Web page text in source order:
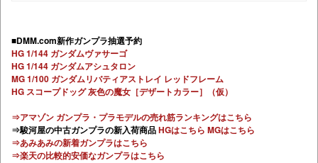
■DMM.com新作ガンプラ抽選予約
HG 1/144 ガンダムヴァサーゴ
HG 1/144 ガンダムアシュタロン
MG 1/100 ガンダムリバティアストレイ レッドフレーム
HG スコープドッグ 灰色の魔女［デザートカラー］（仮）
⇒アマゾン ガンプラ・プラモデルの売れ筋ランキングはこちら
⇒駿河屋の中古ガンプラの新入荷商品HGはこちら MGはこちら
⇒あみあみの新着ガンプラはこちら
⇒楽天の比較的安価なガンプラはこちら